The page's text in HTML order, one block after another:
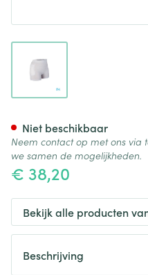
€ 38,20
Niet beschikbaar
Neem contact op met ons via
we samen de mogelijkheden.
Bekijk alle producten
Beschrijving